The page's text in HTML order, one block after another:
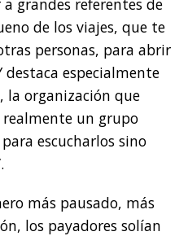
de los viajes, que te
personas, para abrir
destaca especialmente
la organización que
realmente un grupo
escucharlos sino
más pausado, más
los payadores solían